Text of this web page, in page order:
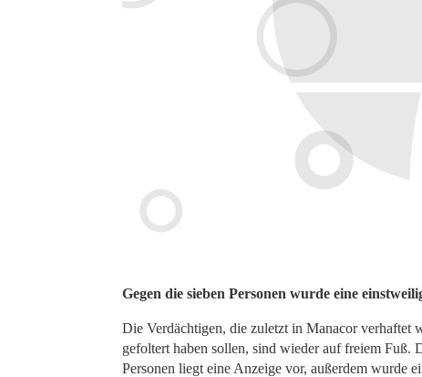
Gegen die sieben Personen wurde eine
Die Verdächtigen, die zuletzt in Manacor verhaftet
gefoltert haben sollen, sind wieder auf freiem Fuß.
Personen liegt eine Anzeige vor, außerdem wurde